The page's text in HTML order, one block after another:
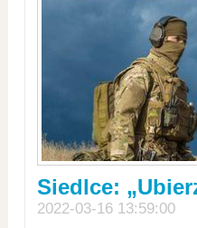
Siedlce:
2022-03-16 13:59:00